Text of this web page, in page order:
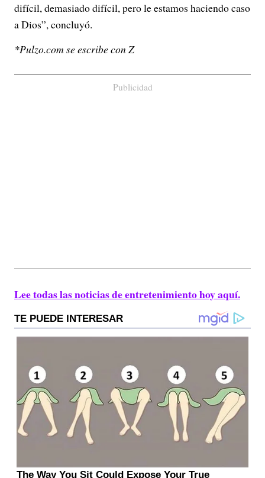
difícil, demasiado difícil, pero le estamos haciendo caso
a Dios”, concluyó.
*Pulzo.com se escribe con Z
Publicidad
Lee todas las noticias de entretenimiento hoy aquí.